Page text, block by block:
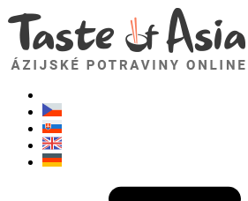
TasteOfAsia.sk
Neváhajte sa opýtať. Som tu pre vás!